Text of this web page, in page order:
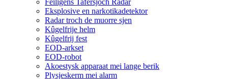
Eksplosive en narkotikadetektor
Radar troch de muorre sjen
Kûgelfrije helm
Kûgelfrij fest
EOD-arkset
EOD-robot
Akoestysk apparaat mei lange berik
Plysjeskerm mei alarm